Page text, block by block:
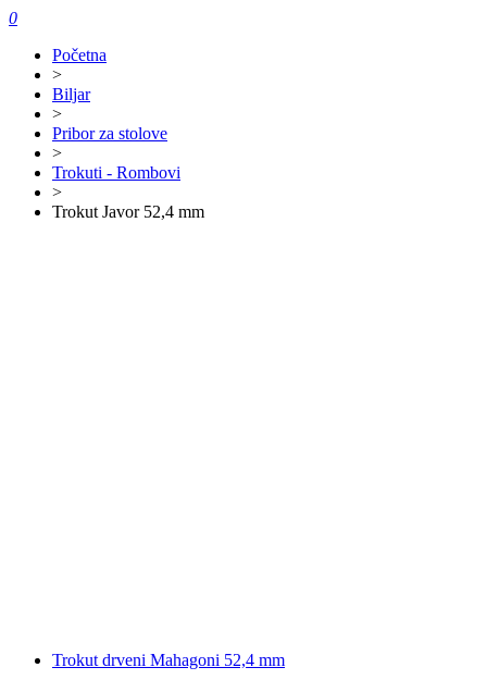
0
Početna
>
Biljar
>
Pribor za stolove
>
Trokuti - Rombovi
>
Trokut Javor 52,4 mm
Trokut drveni Mahagoni 52,4 mm